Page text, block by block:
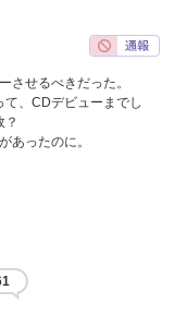
させるべきだった。
、CDデビューまでし
？
あったのに。